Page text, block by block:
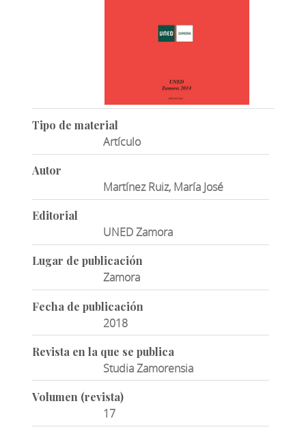
Tipo de material
Artículo
Autor
Martínez Ruiz, María José
Editorial
UNED Zamora
Lugar de publicación
Zamora
Fecha de publicación
2018
Revista en la que se publica
Studia Zamorensia
Volumen (revista)
17